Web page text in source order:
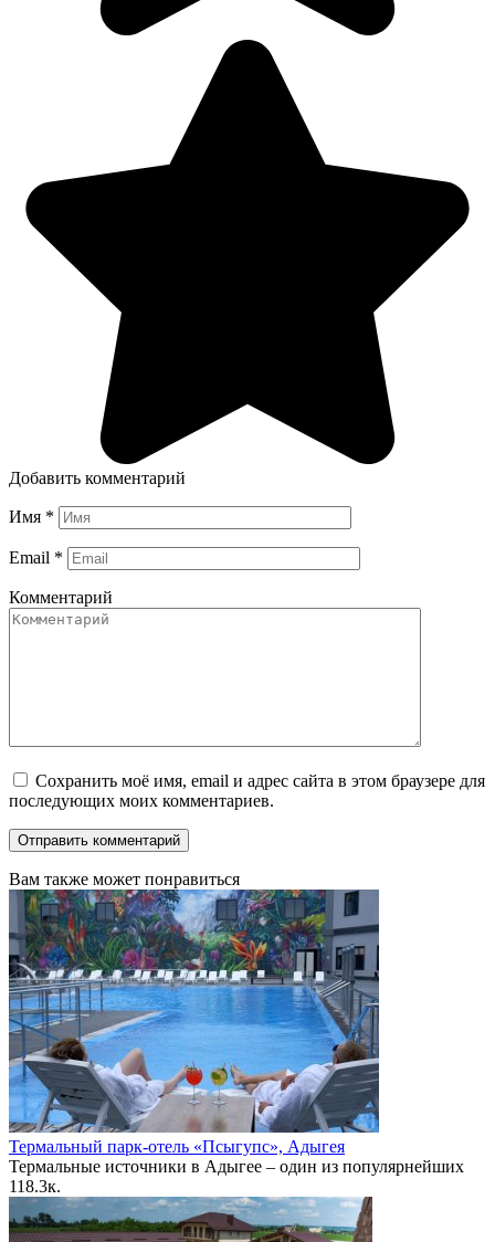
Добавить комментарий
Имя *
Email *
Комментарий
Сохранить моё имя, email и адрес сайта в этом браузере для
последующих моих комментариев.
Вам также может понравиться
Термальный парк-отель «Псыгупс», Адыгея
Термальные источники в Адыгее – один из популярнейших
118.3к.